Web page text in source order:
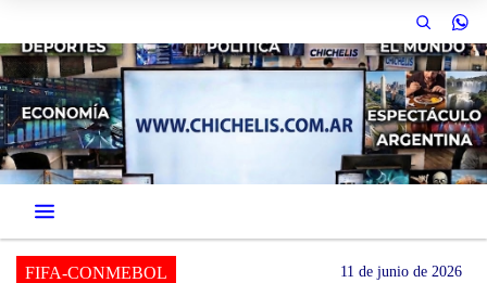
FIFA-CONMEBOL 11 de junio de 2026